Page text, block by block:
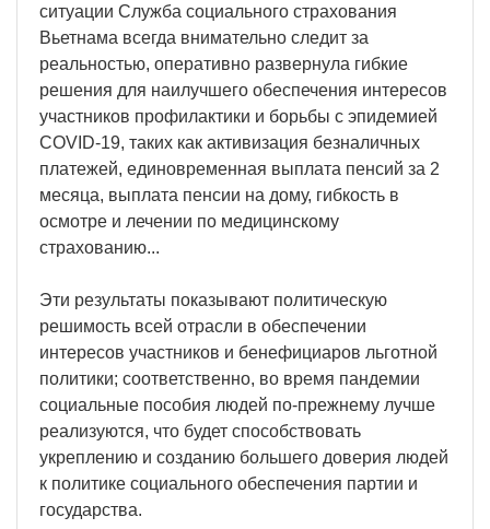
ситуации Служба социального страхования
Вьетнама всегда внимательно следит за
реальностью, оперативно развернула гибкие
решения для наилучшего обеспечения интересов
участников профилактики и борьбы с эпидемией
COVID-19, таких как активизация безналичных
платежей, единовременная выплата пенсий за 2
месяца, выплата пенсии на дому, гибкость в
осмотре и лечении по медицинскому
страхованию...
Эти результаты показывают политическую
решимость всей отрасли в обеспечении
интересов участников и бенефициаров льготной
политики; соответственно, во время пандемии
социальные пособия людей по-прежнему лучше
реализуются, что будет способствовать
укреплению и созданию большего доверия людей
к политике социального обеспечения партии и
государства.